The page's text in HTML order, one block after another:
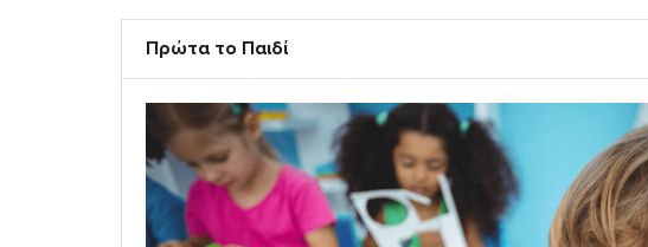
Πρώτα το Παιδί